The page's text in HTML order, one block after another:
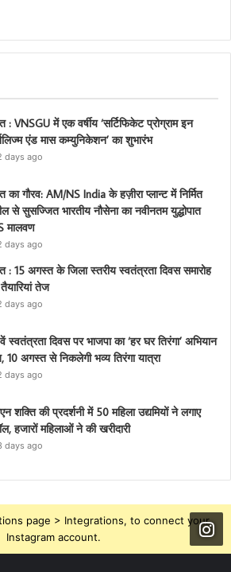
: VNSGU में एक वर्षीय ‘सर्टिफिकेट प्रोग्राम इन
एंड मास कम्युनिकेशन’ का शुभारंभ
days ago
का गौरव: AM/NS India के हज़ीरा प्लान्ट में निर्मित
से सुसज्जित भारतीय नौसेना का नवीनतम युद्धोपात
मालवण
days ago
: 15 अगस्त के जिला स्तरीय स्वतंत्रता दिवस समारोह
तेज
days ago
स्वतंत्रता दिवस पर भाजपा का ‘हर घर तिरंगा’ अभियान
10 अगस्त से निकलेगी भव्य तिरंगा यात्रा
days ago
शक्ति की प्रदर्शनी में 50 महिला उद्यमियों ने लगाए
हजारों महिलाओं ने की खरीदारी
days ago
page > Integrations, to connect your
Instagram account.